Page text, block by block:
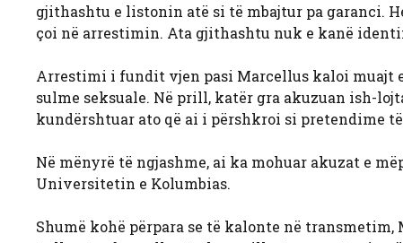
gjithashtu e listonin atë si të mbajtur pa garanci.
çoi në arrestimin. Ata gjithashtu nuk e kanë
Arrestimi i fundit vjen pasi Marcellus kaloi muajt
sulme seksuale. Në prill, katër gra akuzuan ish-
kundërshtuar ato që ai i përshkroi si pretendime
Në mënyrë të ngjashme, ai ka mohuar akuzat e
Universitetin e Kolumbias.
Shumë kohë përpara se të kalonte në